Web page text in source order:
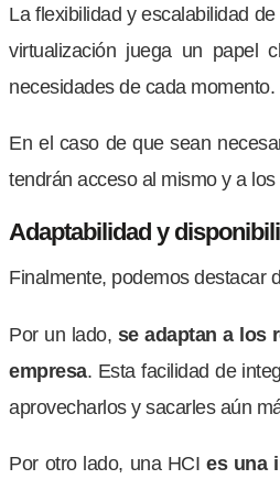
La flexibilidad y escalabilidad
virtualización juega un papel
necesidades de cada momento.
En el caso de que sean
tendrán acceso al mismo y a
Adaptabilidad y
Finalmente, podemos destacar
Por un lado, se adaptan a los
empresa. Esta facilidad de
aprovecharlos y sacarles aún
Por otro lado, una HCIes una